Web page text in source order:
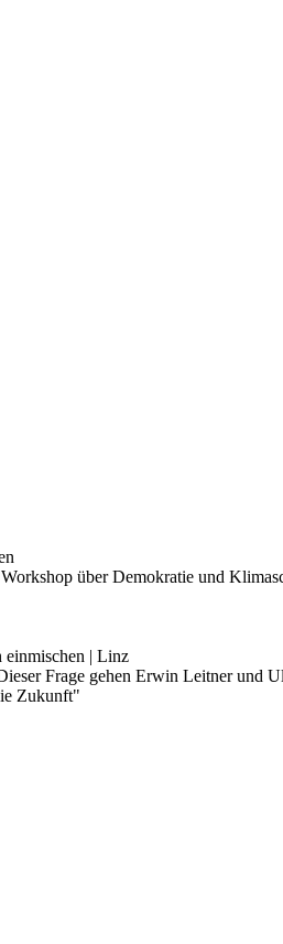
über Demokratie und
einmischen | Linz
Frage gehen Erwin Leitner
Zukunft"